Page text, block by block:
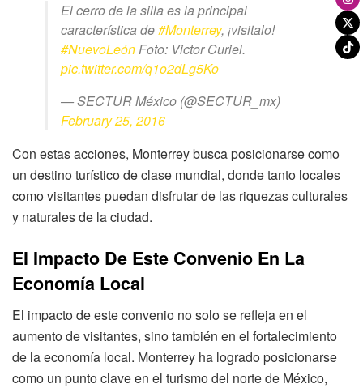
El cerro de la silla es la principal
característica de#Monterrey, ¡visitalo!
#NuevoLeónFoto: Victor Curiel.
pic.twitter.com/q1o2dLg5Ko
— SECTUR México (@SECTUR_mx)
February 25, 2016
Con estas acciones, Monterrey busca posicionarse como
un destino turístico de clase mundial, donde tanto locales
como visitantes puedan disfrutar de las riquezas culturales
y naturales de la ciudad.
El Impacto De Este Convenio En La
Economía Local
El impacto de este convenio no solo se refleja en el
aumento de visitantes, sino también en el fortalecimiento
de la economía local. Monterrey ha logrado posicionarse
como un punto clave en el turismo del norte de México,